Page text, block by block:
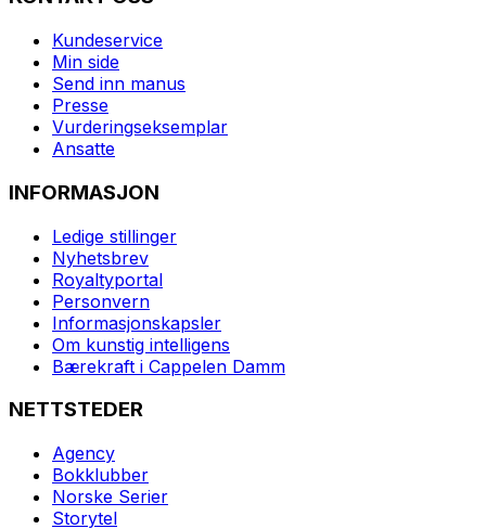
Kundeservice
Min side
Send inn manus
Presse
Vurderingseksemplar
Ansatte
INFORMASJON
Ledige stillinger
Nyhetsbrev
Royaltyportal
Personvern
Informasjonskapsler
Om kunstig intelligens
Bærekraft i Cappelen Damm
NETTSTEDER
Agency
Bokklubber
Norske Serier
Storytel